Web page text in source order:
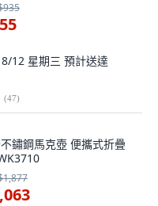
8/12 星期三 預計送達
(47)
鏽鋼馬克壺 便攜式折疊